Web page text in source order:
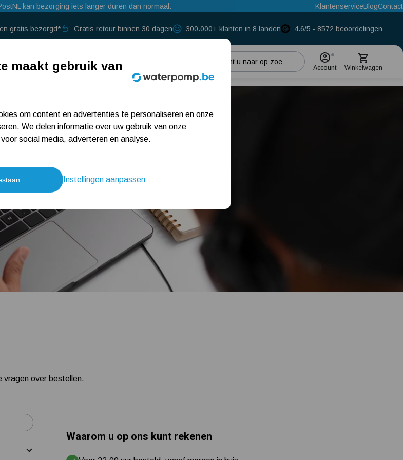
kan bezorging iets langer duren dan normaal. KlantenserviceBlogContact
gratis bezorgd* Gratis retour binnen 30 dagen 300.000+ klanten in 8 landen 4.6/5 - 8572 beoordelingen
Regenwaterpomp
Meest gelezen blogs
Installatie en eerste opstart beregenings-/hydrofoorpomp
Mijn hydrofoorpomp slaat te snel af en/of aan
Kelder/kruipruimte ondergelopen, wat nu?
Account Winkelwagen
vragen over bestellen.
Waarom u op ons kunt rekenen
maakt gebruik van
om content en advertenties te personaliseren en onze
We delen informatie over uw gebruik van onze
social media, adverteren en analyse.
Instellingen aanpassen